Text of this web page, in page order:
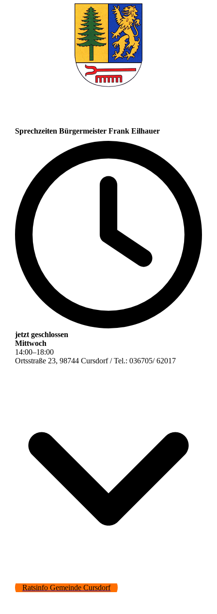
Sprechzeiten Bürgermeister Frank Eilhauer
jetzt geschlossen
Mittwoch
14:00–18:00
Ortsstraße 23, 98744 Cursdorf / Tel.: 036705/ 62017
Ratsinfo Gemeinde Cursdorf